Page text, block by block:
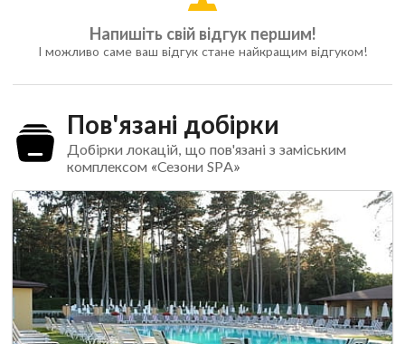
Напишіть свій відгук першим!
І можливо саме ваш відгук стане найкращим відгуком!
Пов'язані добірки
Добірки локацій, що пов'язані з заміським
комплексом «Сезони SPA»